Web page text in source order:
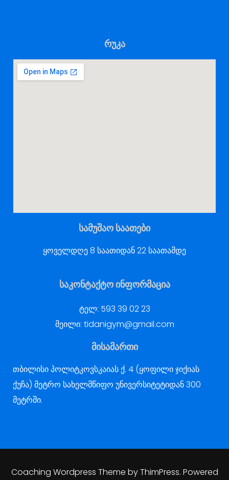
რუკა
სამუშაო საათები
ყოველდღე 8 საათიდან 22 საათამდე
საკონტაქტო ინფორმაცია
ტელ: 593 39 02 23
მეილი: tidanigym@gmail.com
მისამართი
თბილისი პოლიტკოვსკაიას ქ. 4 (ყოფილი ჯიქიას
ქუჩა) მეტრო სახელმწიფო უნივერსიტეტიდან 300
მეტრში.
Coaching Wordpress Theme byThimPress. Powered